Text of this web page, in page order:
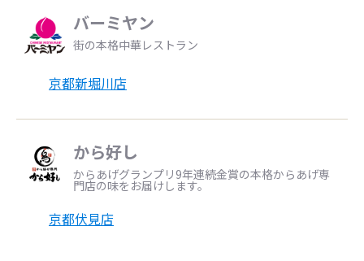
バーミヤン
街の本格中華レストラン
京都新堀川店
から好し
からあげグランプリ9年連続金賞の本格からあげ専
門店の味をお届けします。
京都伏見店